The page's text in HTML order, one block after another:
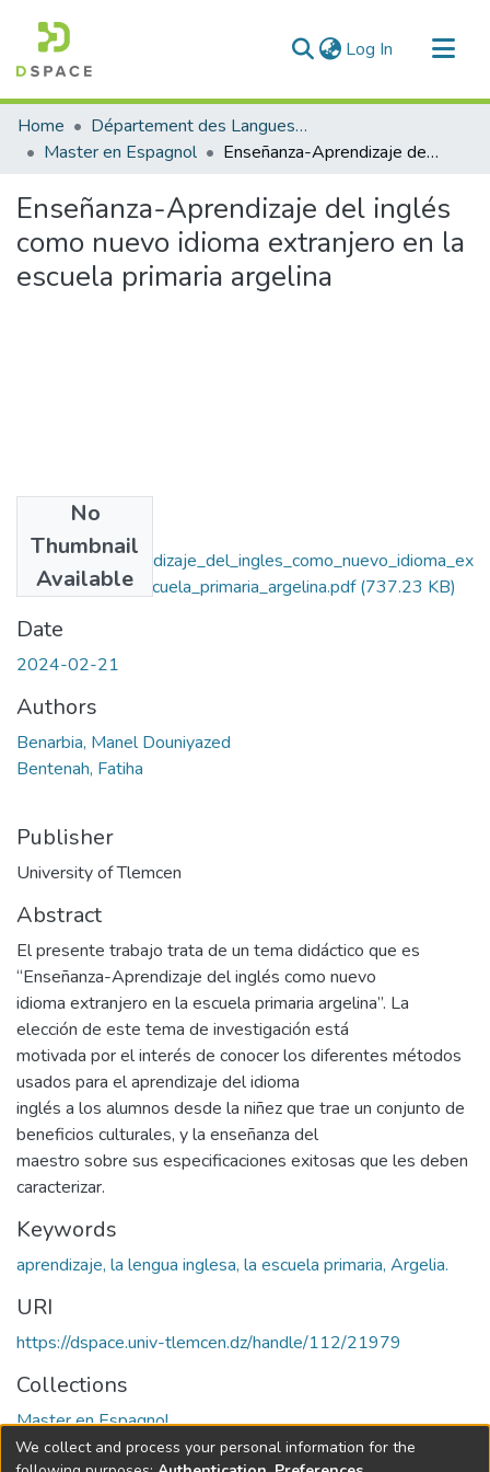
Log In (current)
Communities & Collections
All of DSpace
Home
Département des Langues étrangères
Master en Espagnol
Enseñanza-Aprendizaje del inglés como nuevo idioma extranjero en la escuela primaria argelina
Enseñanza-Aprendizaje del inglés
como nuevo idioma extranjero en la
escuela primaria argelina
No
Thumbnail
Available
Enseñanza_Aprendizaje_del_ingles_como_nuevo_idioma_ex
tranjero_en_la_escuela_primaria_argelina.pdf(737.23 KB)
Date
2024-02-21
Authors
Benarbia, Manel Douniyazed
Bentenah, Fatiha
Publisher
University of Tlemcen
Abstract
El presente trabajo trata de un tema didáctico que es
“Enseñanza-Aprendizaje del inglés como nuevo
idioma extranjero en la escuela primaria argelina”. La
elección de este tema de investigación está
motivada por el interés de conocer los diferentes métodos
usados para el aprendizaje del idioma
inglés a los alumnos desde la niñez que trae un conjunto de
beneficios culturales, y la enseñanza del
maestro sobre sus especificaciones exitosas que les deben
caracterizar.
Keywords
aprendizaje, la lengua inglesa, la escuela primaria, Argelia.
URI
https://dspace.univ-tlemcen.dz/handle/112/21979
Collections
Master en Espagnol
We collect and process your personal information for the